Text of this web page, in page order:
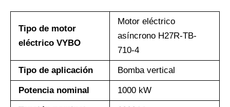
Tipo de motor
eléctrico VYBO
Motor eléctrico
asíncrono H27R-TB-
710-4
Tipo de aplicación Bomba vertical
Potencia nominal 1000 kW